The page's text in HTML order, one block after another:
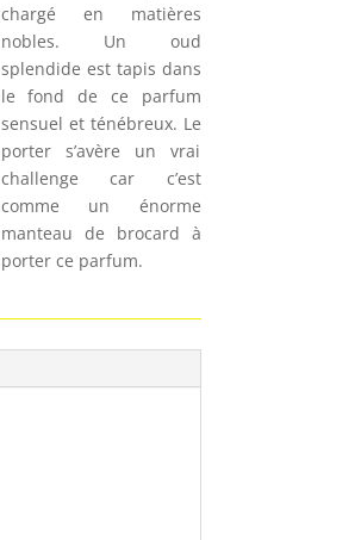
chargé en matières
nobles. Un oud
splendide est tapis dans
le fond de ce parfum
sensuel et ténébreux. Le
porter s’avère un vrai
challenge car c’est
comme un énorme
manteau de brocard à
porter ce parfum.